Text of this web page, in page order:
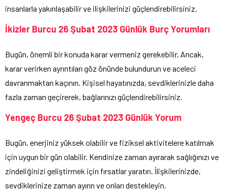
insanlarla yakınlaşabilir ve ilişkilerinizi güçlendirebilirsiniz.
İkizler Burcu 26 Şubat 2023 Günlük Burç Yorumları
Bugün, önemli bir konuda karar vermeniz gerekebilir. Ancak,
karar verirken ayrıntıları göz önünde bulundurun ve aceleci
davranmaktan kaçının. Kişisel hayatınızda, sevdiklerinizle daha
fazla zaman geçirerek, bağlarınızı güçlendirebilirsiniz.
Yengeç Burcu 26 Şubat 2023 Günlük Yorum
Bugün, enerjiniz yüksek olabilir ve fiziksel aktivitelere katılmak
için uygun bir gün olabilir. Kendinize zaman ayırarak sağlığınızı ve
zindeliğinizi geliştirmek için fırsatlar yaratın. İlişkilerinizde,
sevdiklerinize zaman ayırın ve onları destekleyin.